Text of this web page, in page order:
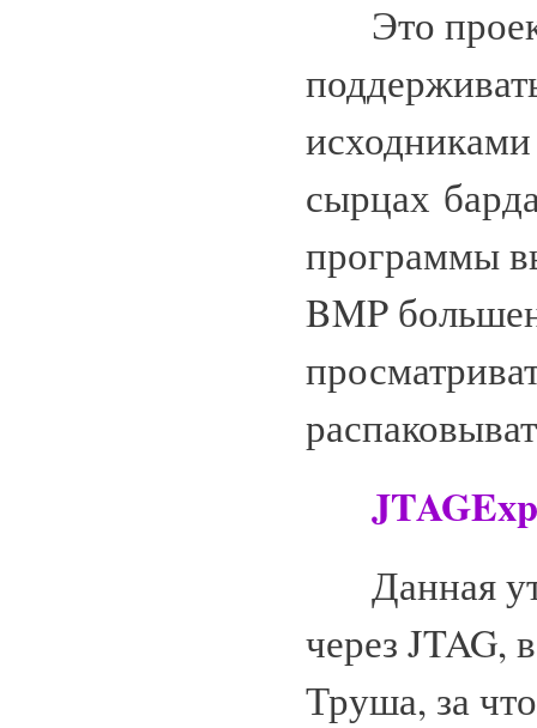
Это
сырцах
программы
BMP
Данная
через JTAG,
Труша, за